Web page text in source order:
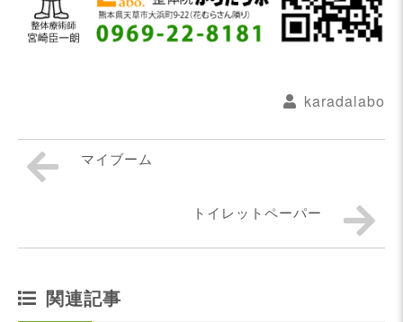
karadalabo
マイブーム
トイレットペーパー
関連記事